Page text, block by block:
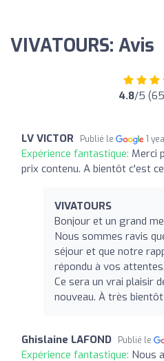
VIVATOURS: Avis
4.8/5
LV VICTOR Publié le 1
Expérience fantastique: Merci
prix contenu. A bientôt c'est
VIVATOURS
Bonjour et un grand
Nous sommes ravis
séjour et que notre
répondu à vos attentes.
Ce sera un vrai plaisir
nouveau. À très
Ghislaine LAFOND Publié le
Expérience fantastique: Nous